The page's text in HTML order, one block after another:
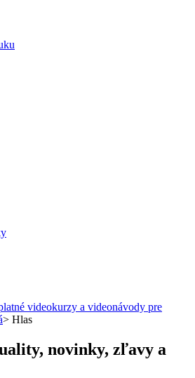
videokurzy a videonávody pre
> Hlas
novinky, zľavy a